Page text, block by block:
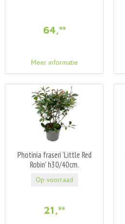
64,99
Meer informatie
Photinia fraseri 'Little Red
Robin' h30/40cm.
21 ,99
Op voorraad